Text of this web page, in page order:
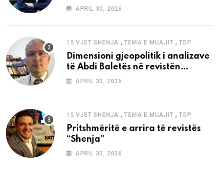
APRIL 30, 2026
15 VJET SHENJA ,TEMA E MUAJIT , TOP
Dimensioni gjeopolitik i analizave
të Abdi Baletës në revistën
“Shenja”
APRIL 30, 2026
15 VJET SHENJA ,TEMA E MUAJIT , TOP
Pritshmëritë e arrira të revistës
“Shenja”
APRIL 30, 2026